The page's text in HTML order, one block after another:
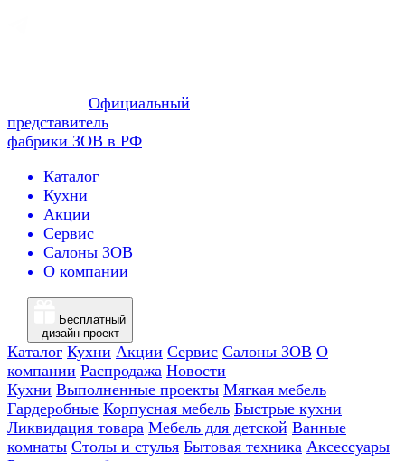
Официальный
представитель
фабрики ЗОВ в РФ
Каталог
Кухни
Акции
Сервис
Салоны ЗОВ
О компании
Бесплатный
дизайн-проект
Каталог Кухни Акции Сервис Салоны ЗОВ О
компании Распродажа Новости
Кухни Выполненные проекты Мягкая мебель
Гардеробные Корпусная мебель Быстрые кухни
Ликвидация товара Мебель для детской Ванные
комнаты Столы и стулья Бытовая техника Аксессуары